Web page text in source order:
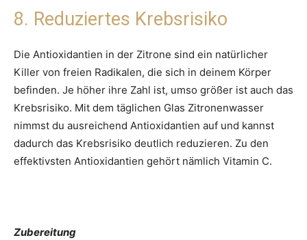
8. Reduziertes Krebsrisiko
Die Antioxidantien in der Zitrone sind ein natürlicher
Killer von freien Radikalen, die sich in deinem Körper
befinden. Je höher ihre Zahl ist, umso größer ist auch das
Krebsrisiko. Mit dem täglichen Glas Zitronenwasser
nimmst du ausreichend Antioxidantien auf und kannst
dadurch das Krebsrisiko deutlich reduzieren. Zu den
effektivsten Antioxidantien gehört nämlich Vitamin C.
Zubereitung